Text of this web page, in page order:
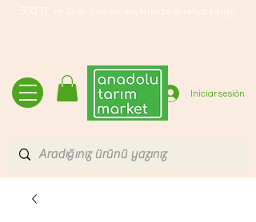
500 TL ve üzeri tüm siparişlerinde ücretsiz kargo
Iniciar sesión